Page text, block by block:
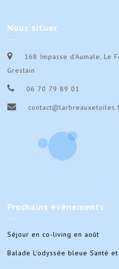
Nous situer
168 Impasse d’Aumale, Le
Grestain
06 70 79 89 01
Prochains évènements
Séjour en co-living en août
Balade L'odyssée bleue Santé et